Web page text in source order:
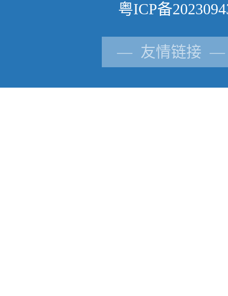
粤ICP备
— 友情链接 —
供应商登记